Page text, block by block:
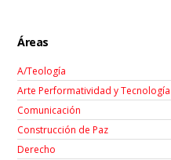
Áreas
A/Teología
Arte Performatividad y Tecnología
Comunicación
Construcción de Paz
Derecho